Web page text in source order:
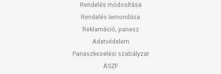
Rendelés módosítása
Rendelés lemondása
Reklamáció, panasz
Adatvédelem
Panaszkezelési szabályzat
ÁSZF